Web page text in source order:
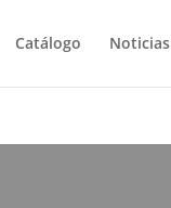
Catálogo Noticias